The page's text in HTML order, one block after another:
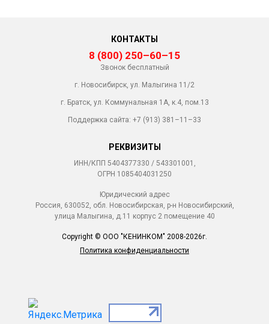
Copyright © ООО "КЕНИНКОМ" 2008-2026г.
Политика конфиденциальности
РЕКВИЗИТЫ
ИНН/КПП 5404377330 / 543301001,
ОГРН 1085404031250
Юридический адрес
Россия, 630052, обл. Новосибирская, р-н Новосибирский,
улица Малыгина, д.11 корпус 2 помещение 40
КОНТАКТЫ
8 (800) 250–60–15
Звонок бесплатный
г. Новосибирск, ул. Малыгина 11/2
г. Братск, ул. Коммунальная 1А, к.4, пом.13
Поддержка сайта: +7 (913) 381–11–33